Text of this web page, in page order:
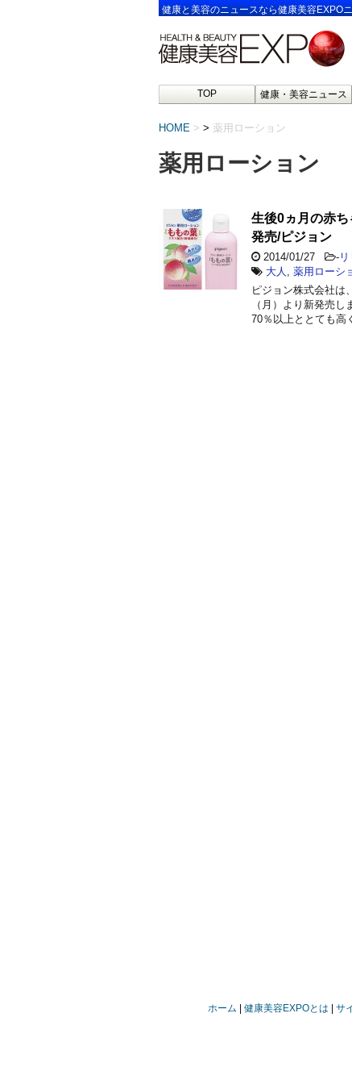
健康と美容のニュースなら健康美容EXPO
TOP 健康・美容ニュース
HOME > 薬用ローション
薬用ローション
生後0ヵ月の赤
発売/ピジョン
2014/01/27 -
大人
薬用ローシ
ピジョン株式会社は
（月）より新発売
70％以上ととても高
ホーム 健康美容EXPOとは サ